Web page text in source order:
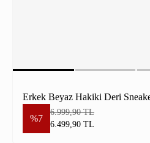
Erkek Beyaz Hakiki Deri
%7
6.999,90 TL
6.499,90 TL